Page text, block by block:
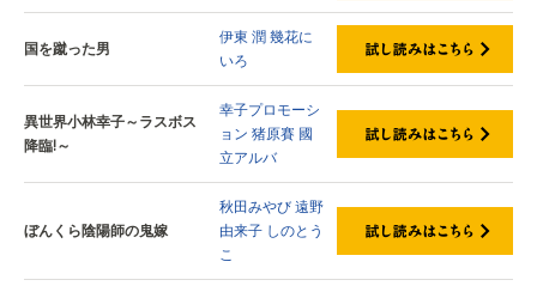
国を蹴った男
伊東 潤幾花に
いろ
異世界小林幸子～ラスボス
降臨!～
幸子プロモーシ
ョン 猪原賽 國
立アルバ
ぼんくら陰陽師の鬼嫁
秋田みやび遠野
由来子 しのとう
こ